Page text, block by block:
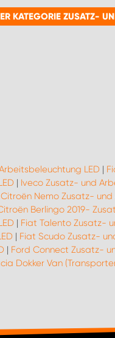
KATEGORIE ZUSATZ-
LED|
| Iveco Zusatz- und
Citroën Nemo Zusatz-
Berlingo 2019-
| Fiat Talento Zusatz-
| Fiat Scudo Zusatz-
| Ford Connect Zusatz-
Dokker Van